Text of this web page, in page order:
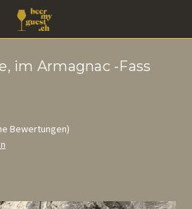
im Armagnac -Fass
Bewertungen)